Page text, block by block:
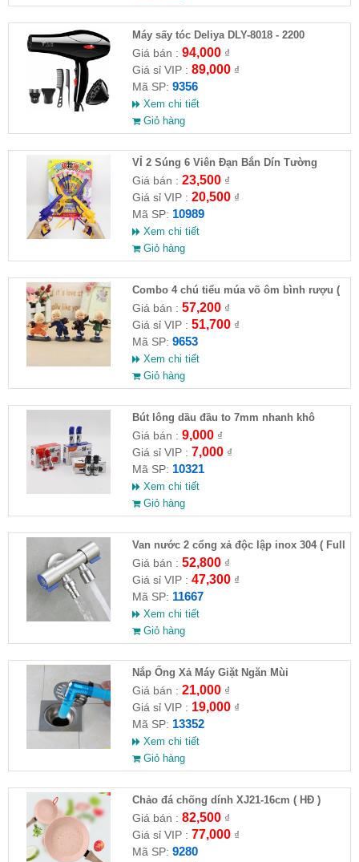
Máy sấy tóc Deliya DLY-8018 - 2200
Giá bán : 94,000₫
Giá sỉ VIP : 89,000₫
Mã SP: 9356
Xem chi tiết
Giỏ hàng
VỈ 2 Súng 6 Viên Đạn Bắn Dín Tường
Giá bán : 23,500₫
Giá sỉ VIP : 20,500₫
Mã SP: 10989
Xem chi tiết
Giỏ hàng
Combo 4 chú tiểu múa võ ôm bình rượu (
HĐ )
Giá bán : 57,200₫
Giá sỉ VIP : 51,700₫
Mã SP: 9653
Xem chi tiết
Giỏ hàng
Bút lông dầu đầu to 7mm nhanh khô
Giá bán : 9,000₫
Giá sỉ VIP : 7,000₫
Mã SP: 10321
Xem chi tiết
Giỏ hàng
Van nước 2 cổng xả độc lập inox 304 ( Full
VAT )
Giá bán : 52,800₫
Giá sỉ VIP : 47,300₫
Mã SP: 11667
Xem chi tiết
Giỏ hàng
Nắp Ống Xả Máy Giặt Ngăn Mùi
Giá bán : 21,000₫
Giá sỉ VIP : 19,000₫
Mã SP: 13352
Xem chi tiết
Giỏ hàng
Chảo đá chống dính XJ21-16cm ( HĐ )
Giá bán : 82,500₫
Giá sỉ VIP : 77,000₫
Mã SP: 9280